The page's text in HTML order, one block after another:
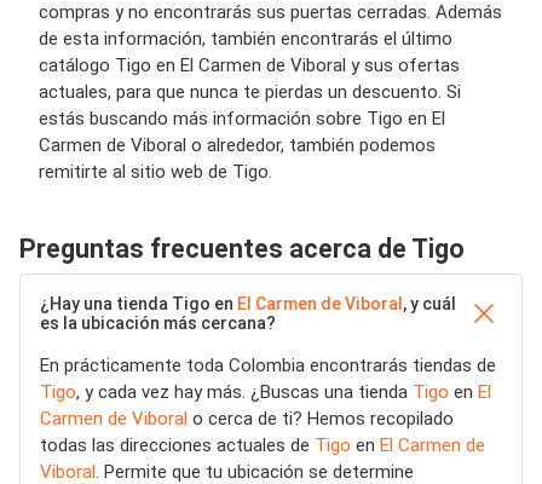
compras y no encontrarás sus puertas cerradas. Además
de esta información, también encontrarás el último
catálogo Tigo en El Carmen de Viboral y sus ofertas
actuales, para que nunca te pierdas un descuento. Si
estás buscando más información sobre Tigo en El
Carmen de Viboral o alrededor, también podemos
remitirte al sitio web de Tigo.
Preguntas frecuentes acerca de Tigo
¿Hay una tienda Tigo en El Carmen de Viboral , y cuál
es la ubicación más cercana?
En prácticamente toda Colombia encontrarás tiendas de
Tigo, y cada vez hay más. ¿Buscas una tienda Tigo en El
Carmen de Viboral o cerca de ti? Hemos recopilado
todas las direcciones actuales de Tigo en El Carmen de
Viboral. Permite que tu ubicación se determine